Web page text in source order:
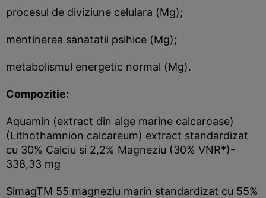
procesul de diviziune celulara (Mg);
mentinerea sanatatii psihice (Mg);
metabolismul energetic normal (Mg).
Compozitie:
Aquamin (extract din alge marine calcaroase)
(Lithothamnion calcareum) extract standardizat
cu 30% Calciu si 2,2% Magneziu (30% VNR*)-
338,33 mg
SimagTM 55 magneziu marin standardizat cu 55%